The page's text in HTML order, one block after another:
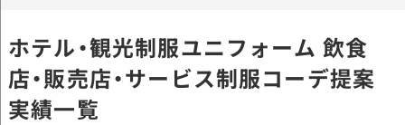
ホテル・観光制服ユニフォーム 飲食
店・販売店・サービス制服コーデ提案
実績一覧